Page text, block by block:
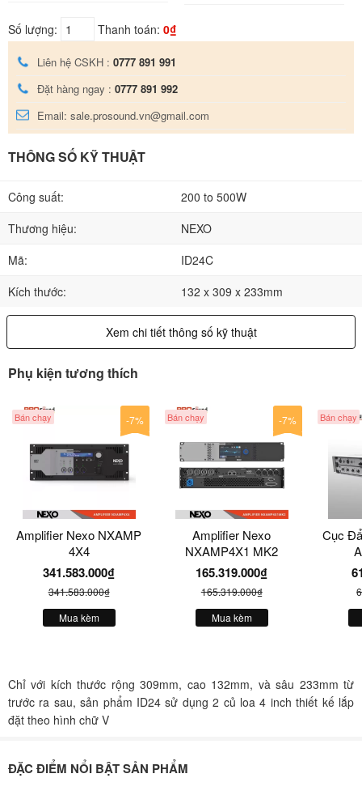
Số lượng: Thanh toán: 0₫
Liên hệ CSKH : 0777 891 991
Đặt hàng ngay : 0777 891 992
Email: sale.prosound.vn@gmail.com
THÔNG SỐ KỸ THUẬT
Công suất:
200 to 500W
Thương hiệu:
NEXO
Mã:
ID24C
Kích thước:
132 x 309 x 233mm
Xem chi tiết thông số kỹ thuật
Phụ kiện tương thích
Bán chạy -7%
Amplifier Nexo NXAMP
4X4
341.583.000₫
341.583.000₫
Mua kèm
Bán chạy -7%
Amplifier Nexo
NXAMP4X1 MK2
165.319.000₫
165.319.000₫
Mua kèm
Bán chạy
Cục
Chỉ với kích thước rộng 309mm, cao 132mm, và sâu 233mm từ
trước ra sau, sản phẩm ID24 sử dụng 2 củ loa 4 inch thiết kế lắp
đặt theo hình chữ V
ĐẶC ĐIỂM NỔI BẬT SẢN PHẨM